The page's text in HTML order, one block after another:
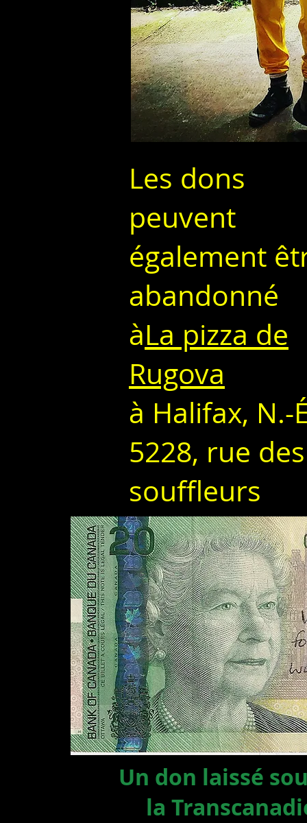
Les dons
peuvent
également
abandonné
àLa pizza de
Rugova
à Halifax, N.-
5228, rue des
souffleurs
Un don laissé
la